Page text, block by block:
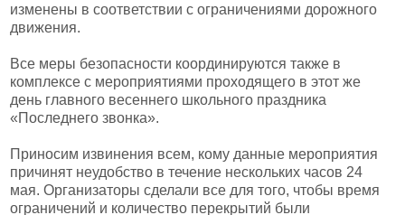
изменены в соответствии с ограничениями дорожного
движения.
Все меры безопасности координируются также в
комплексе с мероприятиями проходящего в этот же
день главного весеннего школьного праздника
«Последнего звонка».
Приносим извинения всем, кому данные мероприятия
причинят неудобство в течение нескольких часов 24
мая. Организаторы сделали все для того, чтобы время
ограничений и количество перекрытий были